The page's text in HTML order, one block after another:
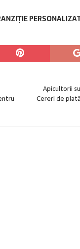
Apicultorii
Cereri de